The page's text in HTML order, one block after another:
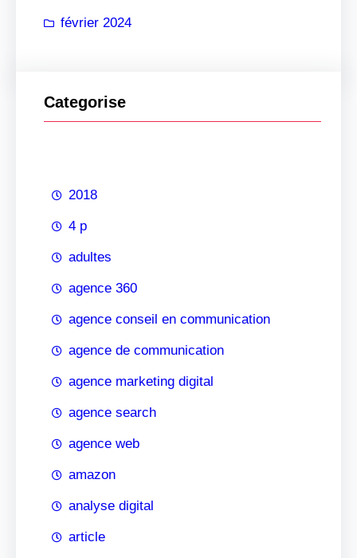
février 2024
Categorise
2018
4 p
adultes
agence 360
agence conseil en communication
agence de communication
agence marketing digital
agence search
agence web
amazon
analyse digital
article